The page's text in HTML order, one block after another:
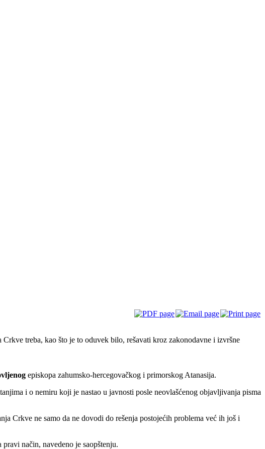
treba, kao što je to oduvek bilo, rešavati kroz zakonodavne i izvršne
episkopa zahumsko-hercegovačkog i primorskog Atanasija.
i o nemiru koji je nastao u javnosti posle neovlašćenog objavljivanja pisma
Crkve ne samo da ne dovodi do rešenja postojećih problema već ih još i
način, navedeno je saopštenju.